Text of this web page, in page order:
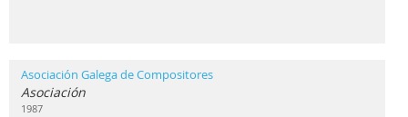
Asociación Galega de Compositores
Asociación
1987